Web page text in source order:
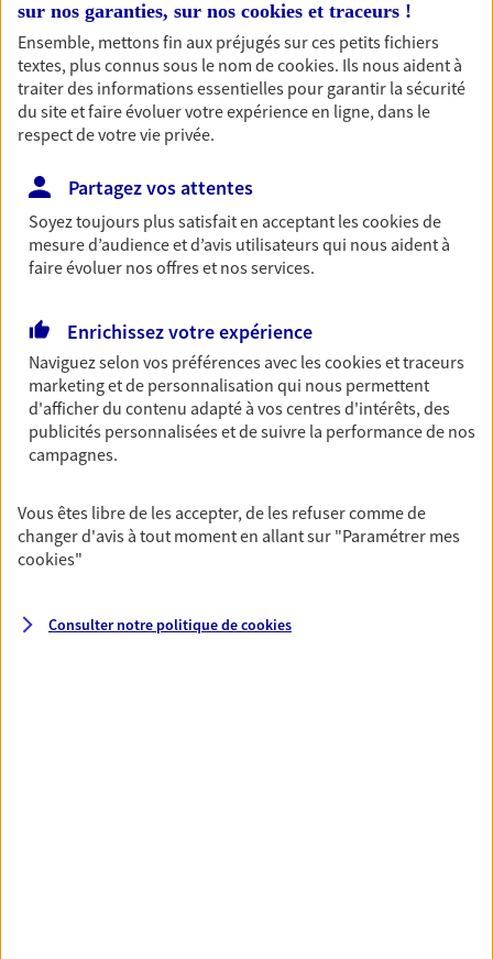
Protégez votre entreprise en garantissant la
continuité de votre activité, même en cas de
sinistre. Ce contrat inclut notamment une
protection juridique ainsi qu'une garantie
responsabilité civile professionnelle.
DEMANDER UN DEVIS
Votre logement est unique, comme vous. Le
contrat Ma Maison assure votre sérénité en
protégeant ce qui vous tient à coeur.
Découvrir l'offre Habitation
VOIR TOUTES NOS OFFRES
sur nos garanties, sur nos cookies et traceurs !
Ensemble, mettons fin aux préjugés sur ces petits fichiers
textes, plus connus sous le nom decookies. Ils nous aident à
traiter des informations essentielles pour garantir la sécurité
du site et faire évoluer votre expérience en ligne, dans le
respect de votre vie privée.
Partagez vos attentes
Soyez toujours plus satisfait en acceptant lescookiesde
mesure d’audience et d’avis utilisateurs qui nous aident à
faire évoluer nos offres et nos services.
Enrichissez votre expérience
Naviguez selon vos préférences avec lescookies et traceurs
marketing et de personnalisation qui nous permettent
d'afficher du contenu adapté à vos centres d'intérêts, des
publicités personnalisées et de suivre la performance de nos
campagnes.
Vous êtes libre de les accepter, de les refuser comme de
changer d'avis à tout moment en allant sur "Paramétrer mes
cookies"
Consulter notre politique decookies